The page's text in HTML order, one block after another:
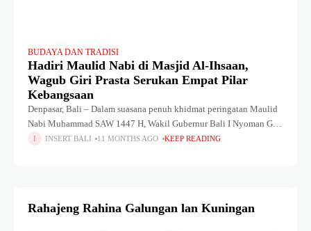
BUDAYA DAN TRADISI
Hadiri Maulid Nabi di Masjid Al-Ihsaan,
Wagub Giri Prasta Serukan Empat Pilar
Kebangsaan
Denpasar, Bali – Dalam suasana penuh khidmat peringatan Maulid
Nabi Muhammad SAW 1447 H, Wakil Gubernur Bali I Nyoman Giri
Prasta menyerukan pentingnya menjaga persatuan dan kerukunan.
INSERT BALI 11 MONTHS AGO KEEP READING
Rahajeng Rahina Galungan lan Kuningan